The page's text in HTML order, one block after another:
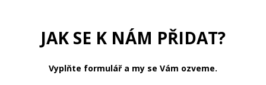
JAK SE K NÁM PŘIDAT?
Vyplňte formulář a my se Vám ozveme.